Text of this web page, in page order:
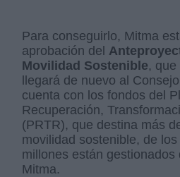
Para conseguirlo, Mitma
aprobación del
Movilidad Sostenible,
llegará de nuevo al
cuenta con los fondos del
Recuperación,
(PRTR), que destina más
movilidad sostenible, de
millones están gestionados
Mitma.